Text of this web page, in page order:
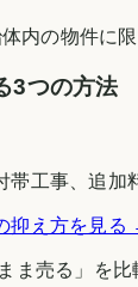
内の物件に限
3つの方法
帯工事、追
抑え方を見る
ま売る」を比